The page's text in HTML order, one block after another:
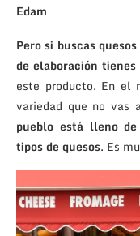
Edam
Pero si buscas
de elaboración
este producto. En el
variedad que no
pueblo está lleno
tipos de quesos. Es